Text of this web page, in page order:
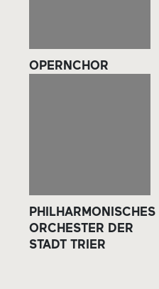
OPERNCHOR
PHILHARMONISCHES
ORCHESTER DER
STADT TRIER